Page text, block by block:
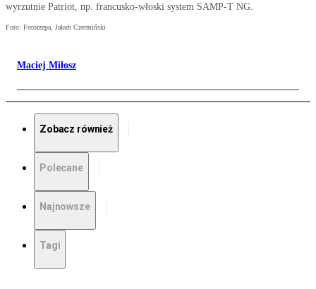
wyrzutnie Patriot, np. francusko-włoski system SAMP-T NG.
Foto: Fotorzepa, Jakub Czermiński
Maciej Miłosz
Zobacz również
Polecane
Najnowsze
Tagi